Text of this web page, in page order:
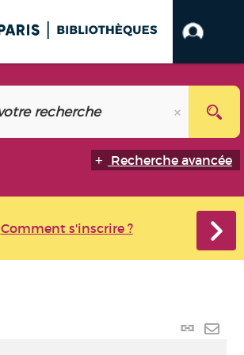
Recherche avancée
Comment s'inscrire ?
Lien